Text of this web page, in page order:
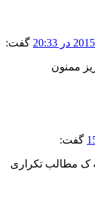
گفت:
ممنون
گفت:
ک مطالب تکراری